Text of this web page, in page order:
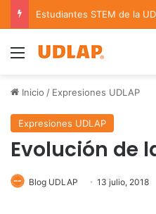
Menu
Inicio / Expresiones UDLAP
Expresiones UDLAP
Evolución de
Blog UDLAP 13 julio, 2018